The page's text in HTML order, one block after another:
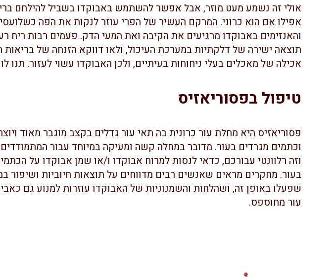
אולי זה נשמע מעט מוזר, אבל אפשר להשתמש באבוקדו בשביל להילחם
אפילו אם הוא כרוני. המרקם העשיר של הפרי עוזר לנקות את הפה
והאנזימים באבוקדו מרגיעים את הקיבה ואת המעי הדק. פעמים רבות ריח
תוצאה ישירה של דלקתיות במערכת העיכול, ולאו דווקא הזנחה של
אכילה של מאכלים בעלי ניחוחות בעיתיים, ולכן האבוקדו עשוי לעזור. תנו
טיפול בפסוריאזיס
פסוריאזיס היא מחלת עור כרונית בה תאי עור גדלים בקצב מוגבר מאוד
וכתמים מגרדים בעור. מדובר במחלה קשה ומעיקה במיוחד עבור
וזה רלוונטי עבורכם, כדאי לנסות למרוח אבוקדו ו/או שמן אבוקדו על
בעור. מחקרים מראים שאנשים רבים מדווחים על תוצאות חיוביות ושיפור
שפעלו באופן זה, ושהלחות והשמנוניות של האבוקדו עוזרות למנוע גם
עור מחוספס.